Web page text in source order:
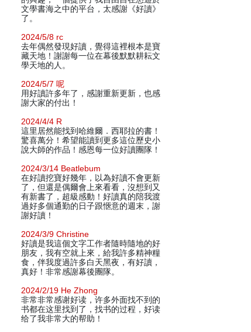
文學書海之中的平台，太感謝《好讀》
了。
2024/5/8 rc
去年偶然發現好讀，覺得這裡根本是寶
藏天地！謝謝每一位在幕後默默耕耘文
學天地的人。
2024/5/7 呢
用好讀許多年了，感謝重新更新，也感
謝大家的付出！
2024/4/4 R
這里居然能找到哈維爾．西耶拉的書！
驚喜萬分！希望能讀到更多這位歷史小
說大師的作品！感恩每一位好讀團隊！
2024/3/14 Beatlebum
在好讀挖寶好幾年，以為好讀不會更新
了，但還是偶爾會上來看看，沒想到又
有新書了，超級感動！好讀真的陪我渡
過好多個通勤的日子跟愜意的週末，謝
謝好讀！
2024/3/9 Christine
好讀是我這個文字工作者隨時隨地的好
朋友，我有空就上來，給我許多精神糧
食，伴我度過許多白天黑夜，有好讀，
真好！非常感謝幕後團隊。
2024/2/19 He Zhong
非常非常感谢好读，许多外面找不到的
书都在这里找到了，找书的过程，好读
给了我非常大的帮助！